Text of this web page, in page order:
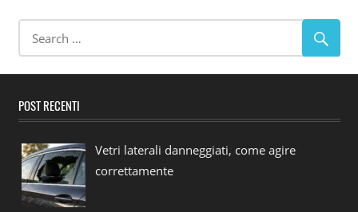
POST RECENTI
Vetri laterali danneggiati, come agire
correttamente